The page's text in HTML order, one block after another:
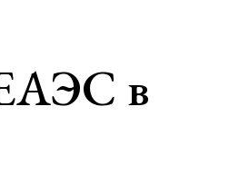
ЕАЭС в